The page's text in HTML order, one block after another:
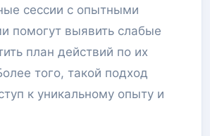
сессии с опытными
помогут выявить слабые
план действий по их
того, такой подход
к уникальному опыту и